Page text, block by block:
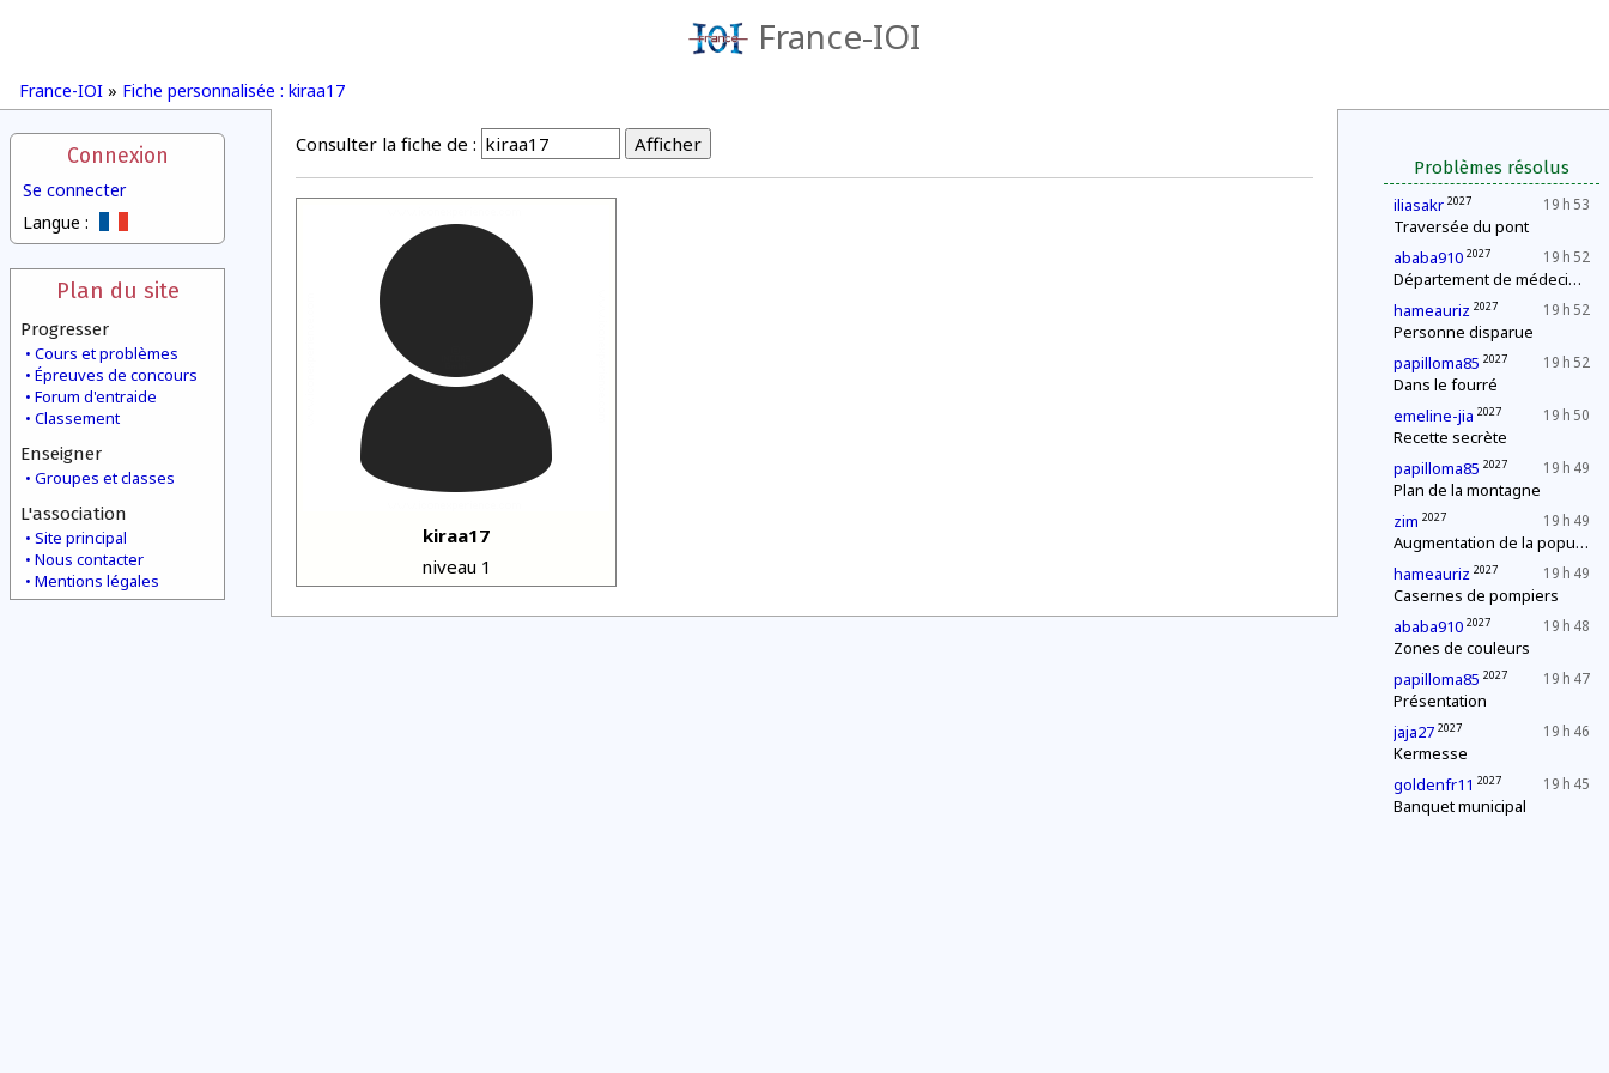
France-IOI
France-IOI » Fiche personnalisée : kiraa17
Connexion
Se connecter
Langue :
Plan du site
Progresser
Cours et problèmes
Épreuves de concours
Forum d'entraide
Classement
Enseigner
Groupes et classes
L'association
Site principal
Nous contacter
Mentions légales
Problèmes résolus
19 h 53
iliasakr 2027
Traversée du pont
19 h 52
ababa910 2027
Département de médecine : contrôle d'une épidémie
19 h 52
hameauriz 2027
Personne disparue
19 h 52
papilloma85 2027
Dans le fourré
19 h 50
emeline-jia 2027
Recette secrète
19 h 49
papilloma85 2027
Plan de la montagne
19 h 49
zim 2027
Augmentation de la population
19 h 49
hameauriz 2027
Casernes de pompiers
19 h 48
ababa910 2027
Zones de couleurs
19 h 47
papilloma85 2027
Présentation
19 h 46
jaja27 2027
Kermesse
19 h 45
goldenfr11 2027
Banquet municipal
Consulter la fiche de :
kiraa17
niveau 1